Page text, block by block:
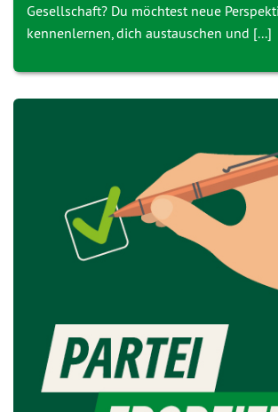
Gesellschaft? Du möchtest neue
kennenlernen, dich austauschen und [...]